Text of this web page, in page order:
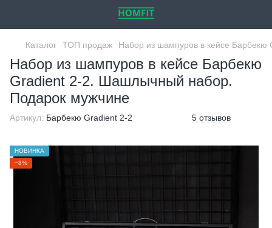
Каталог ТОП продаж Набор из шампуров в кейсе
Набор из шампуров в кейсе Барбекю
Gradient 2-2. Шашлычный набор.
Подарок мужчине
Артикул: Барбекю Gradient 2-2 5 отзывов
НОВИНКА
−8%